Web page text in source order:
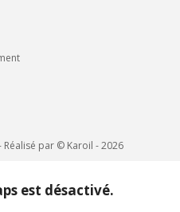
par © Karoil - 2026
est désactivé.